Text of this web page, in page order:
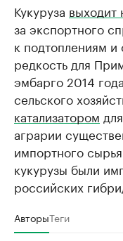
Кукуруза выходит
за экспортного
к подтоплениям
редкость для
эмбарго 2014
сельского
катализатором
аграрии
импортного
кукурузы были
российских
АвторыТеги